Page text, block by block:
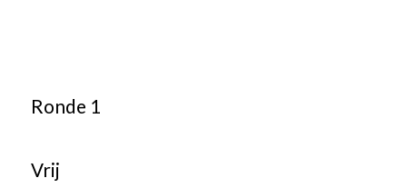
Ronde 1
Vrij